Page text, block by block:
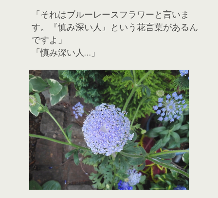
「それはブルーレースフラワーと言いま
す。『慎み深い人』という花言葉があるん
ですよ」
「慎み深い人…」